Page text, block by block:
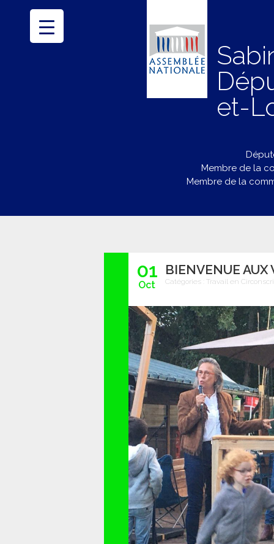
et-
Membre de la
Membre de la
01
Oct
BIENVENUE AUX
Catégories : Travail en